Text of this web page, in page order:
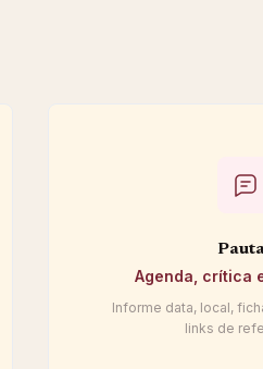
Agenda, crítica
Informe data, local,
links de